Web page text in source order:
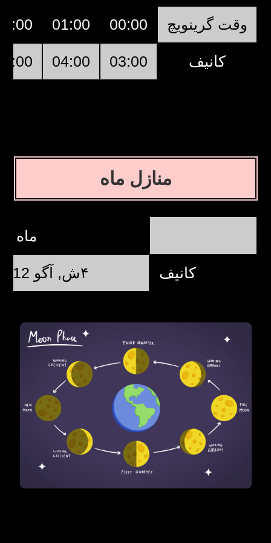
وقت گرینویچ 00:00
01:00
کانیف 03:00
04:00
منازل ماه
ماه
کانیف ۴ش, آگو 12 @ 13:37:37